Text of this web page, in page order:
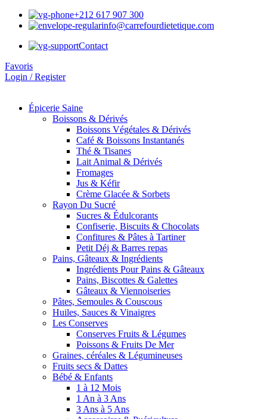
+212 617 907 300
info@carrefourdietetique.com
Contact
Favoris
Login / Register
Épicerie Saine
Boissons & Dérivés
Boissons Végétales & Dérivés
Café & Boissons Instantanés
Thé & Tisanes
Lait Animal & Dérivés
Fromages
Jus & Kéfir
Crème Glacée & Sorbets
Rayon Du Sucré
Sucres & Édulcorants
Confiserie, Biscuits & Chocolats
Confitures & Pâtes à Tartiner
Petit Déj & Barres repas
Pains, Gâteaux & Ingrédients
Ingrédients Pour Pains & Gâteaux
Pains, Biscottes & Galettes
Gâteaux & Viennoiseries
Pâtes, Semoules & Couscous
Huiles, Sauces & Vinaigres
Les Conserves
Conserves Fruits & Légumes
Poissons & Fruits De Mer
Graines, céréales & Légumineuses
Fruits secs & Dattes
Bébé & Enfants
1 à 12 Mois
1 An à 3 Ans
3 Ans à 5 Ans